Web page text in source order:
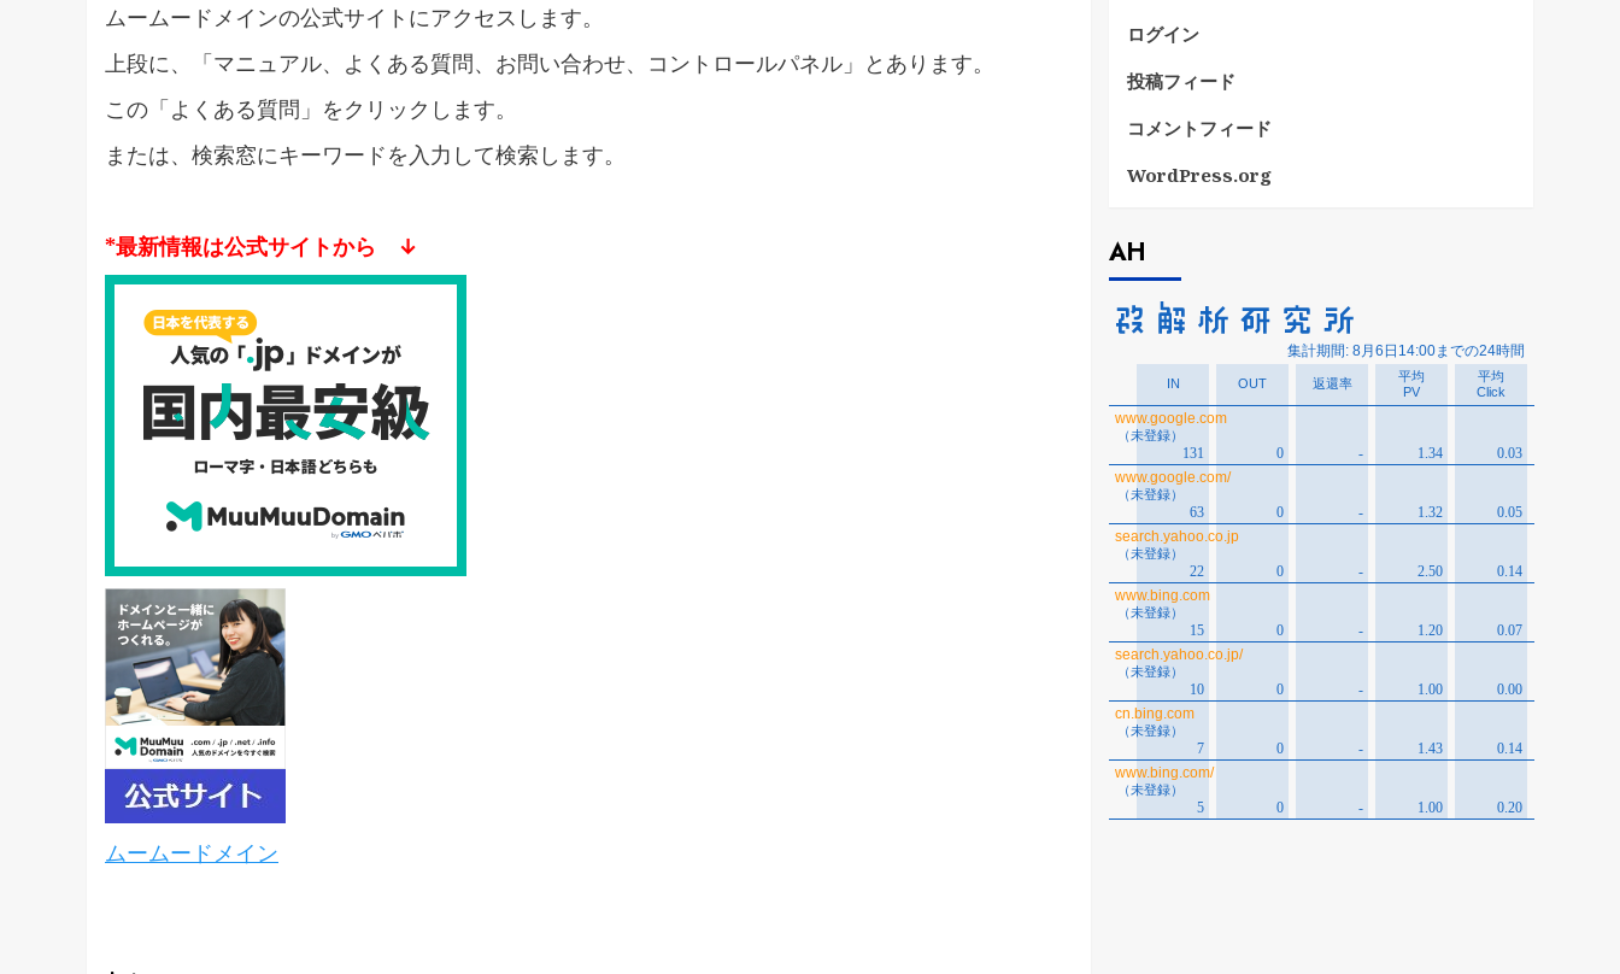
ムームードメインの公式サイトにアクセスします。
上段に、「マニュアル、よくある質問、お問い合わせ、コントロールパネル」とあります。
この「よくある質問」をクリックします。
または、検索窓にキーワードを入力して検索します。
*最新情報は公式サイトから ↓
ムームードメイン
ログイン
投稿フィード
コメントフィード
WordPress.org
AH